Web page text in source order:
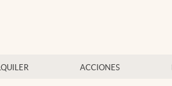
ACCIONES